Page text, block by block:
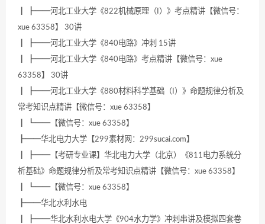
┃ ┣━━河北工业大学《822机械原理（I）》考点精讲【微信号：
xue 63358】 30讲
┃ ┣━━河北工业大学《840电路》冲刺 15讲
┃ ┣━━河北工业大学《840电路》考点精讲【微信号：xue
63358】 30讲
┃ ┣━━河北工业大学《880材料科学基础（I）》命题规律分析及
常考知识点精讲【微信号：xue 63358】
┃ ┗━━【微信号：xue 63358】
┣━━华北电力大学【299素材网：299sucai.com】
┃ ┣━━【考研专业课】华北电力大学（北京）《811电力系统分
析基础》命题规律分析及常考知识点精讲【微信号：xue 63358】
┃ ┗━━【微信号：xue 63358】
┣━━华北水利水电
┃ ┣━━华北水利水电大学《904水力学》冲刺串讲及模拟四套卷